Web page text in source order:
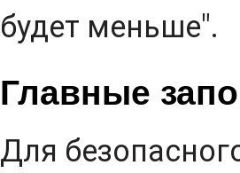
будет меньше".
Главные
Для